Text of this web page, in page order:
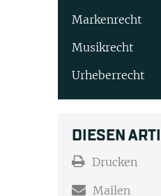
Markenrecht
Musikrecht
Urheberrecht
DIESEN
Drucken
Mailen